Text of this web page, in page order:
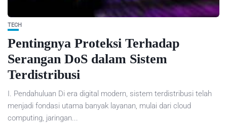
TECH
Pentingnya Proteksi Terhadap
Serangan DoS dalam Sistem
Terdistribusi
I. Pendahuluan Di era digital modern, sistem terdistribusi telah
menjadi fondasi utama banyak layanan, mulai dari cloud
computing, jaringan...